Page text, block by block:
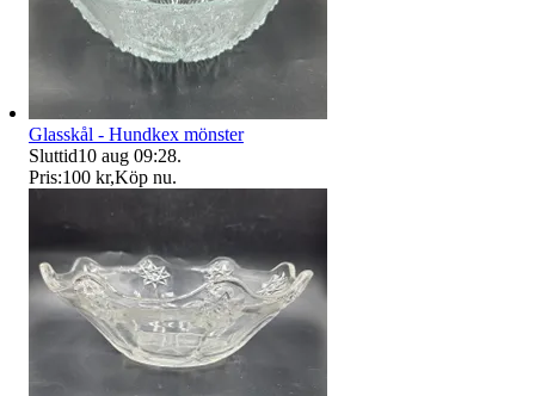
Glasskål - Hundkex mönster
Sluttid10 aug 09:28.
Pris:100 kr,Köp nu.